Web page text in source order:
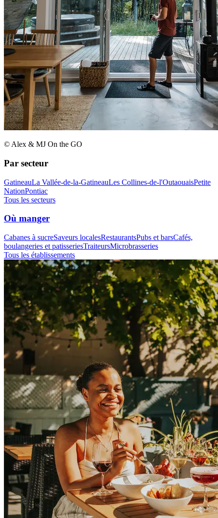
© Alex & MJ On the GO
Par secteur
GatineauLa Vallée-de-la-GatineauLes Collines-de-l'OutaouaisPetite
NationPontiac
Tous les secteurs
Où manger
Cabanes à sucreSaveurs localesRestaurantsPubs et barsCafés,
boulangeries et patisseriesTraiteursMicrobrasseries
Tous les établissements